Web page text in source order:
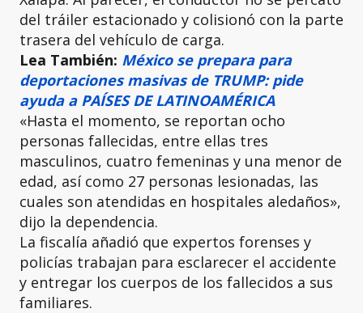
del tráiler estacionado y colisionó con la parte
trasera del vehículo de carga.
Lea También: México se prepara para
deportaciones masivas de TRUMP: pide
ayuda a PAÍSES DE LATINOAMÉRICA
«Hasta el momento, se reportan ocho
personas fallecidas, entre ellas tres
masculinos, cuatro femeninas y una menor de
edad, así como 27 personas lesionadas, las
cuales son atendidas en hospitales aledaños»,
dijo la dependencia.
La fiscalía añadió que expertos forenses y
policías trabajan para esclarecer el accidente
y entregar los cuerpos de los fallecidos a sus
familiares.